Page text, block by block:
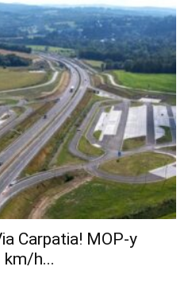
Carpatia! MOP-y
h...